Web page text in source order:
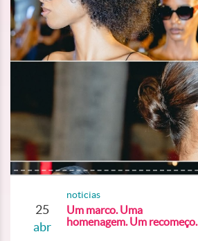
25
abr
noticias
Um marco. Uma
homenagem. Um recomeço.